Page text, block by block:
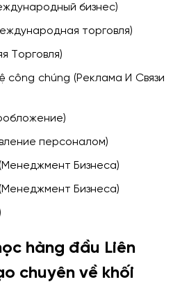
бизнес)
торговля)
Торговля)
công chúng (Реклама И Связи
персоналом)
Бизнеса)
Бизнеса)
hàng đầu Liên
chuyên về khối